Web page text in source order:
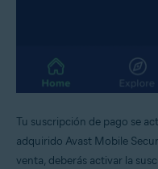
Tu suscripción de pago se
adquirido Avast Mobile
venta, deberás activar la